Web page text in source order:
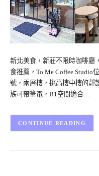
新北美食，新莊不限時咖啡廳
食推薦，To Me Coffee Studio
號，兩層樓，挑高樓中樓的靜
族可帶筆電，B1空間適合…
CONTINUE READING